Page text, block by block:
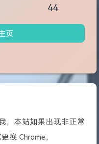
44
页
，本站如果出现非正常
换 Chrome，